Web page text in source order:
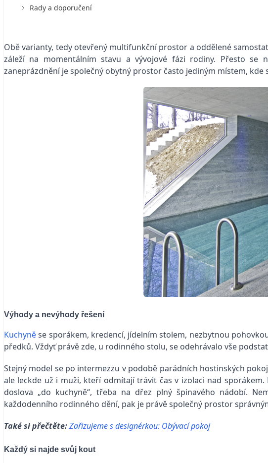
Rady a doporučení
Obě varianty, tedy otevřený multifunkční prostor a oddělené
záleží na momentálním stavu a vývojové fázi rodiny. Přesto se
zaneprázdnění je společný obytný prostor často jediným místem, kde
Výhody a nevýhody řešení
Kuchyněse sporákem, kredencí, jídelním stolem, nezbytnou
předků. Vždyť právě zde, u rodinného stolu, se odehrávalo vše
Stejný model se po intermezzu v podobě parádních hostinských
ale leckde už i muži, kteří odmítají trávit čas v izolaci nad
doslova „do kuchyně“, třeba na dřez plný špinavého nádobí.
každodenního rodinného dění, pak je právě společný prostor
Také si přečtěte:Zařizujeme s designérkou: Obývací pokoj
Každý si najde svůj kout